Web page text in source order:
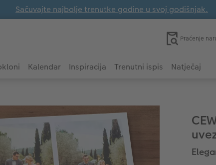
Sačuvajte najbolje trenutke godine u svoj godišnjak.
Praćenje
Kalendar Inspiracija Trenutni ispis Natječaj